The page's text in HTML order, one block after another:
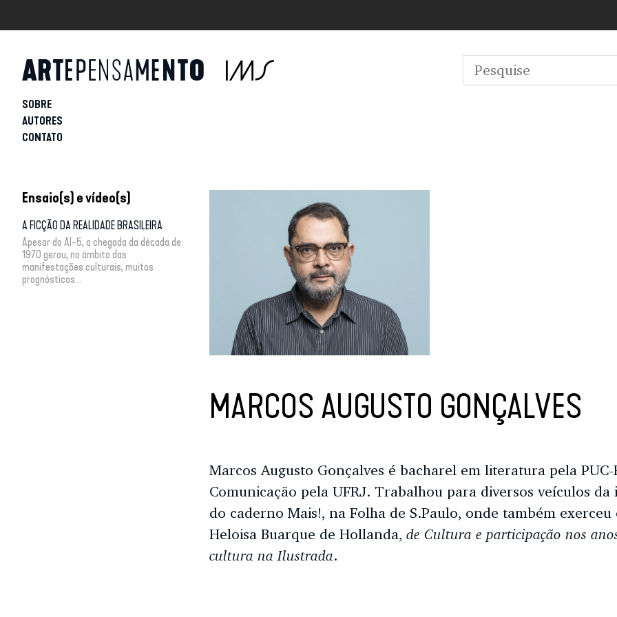
SOBRE
AUTORES
CONTATO
Ensaio(s) e vídeo(s)
A FICÇÃO DA REALIDADE BRASILEIRA
Apesar do AI-5, a chegada da década de
1970 gerou, no âmbito das
manifestações culturais, muitos
prognósticos...
MARCOS AUGUSTO GONÇALVES
Marcos Augusto Gonçalves é bacharel em literatura pela PUC-
Comunicação pela UFRJ. Trabalhou para diversos veículos
do caderno Mais!, na Folha de S.Paulo, onde também
Heloisa Buarque de Hollanda, de Cultura e participação nos
cultura na Ilustrada.